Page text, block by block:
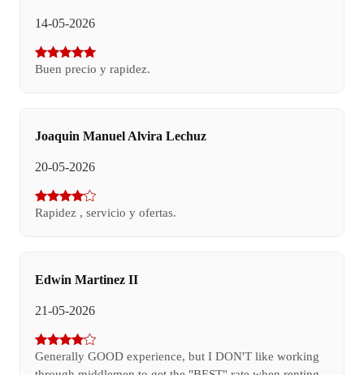
14-05-2026
Buen precio y rapidez.
Joaquin Manuel Alvira Lechuz
20-05-2026
Rapidez , servicio y ofertas.
Edwin Martinez II
21-05-2026
Generally GOOD experience, but I DON'T like working